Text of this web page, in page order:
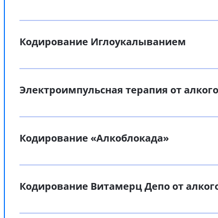
Кодирование Иглоукалыванием
Электроимпульсная терапия от
Кодирование «Алкоблокада»
Кодирование Витамерц Депо от